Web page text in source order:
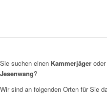
Sie suchen einen Kammerjäger oder
Jesenwang?
Wir sind an folgenden Orten für Sie